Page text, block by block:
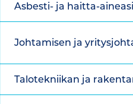
Asbesti- ja haitta-
Johtamisen ja
Talotekniikan ja